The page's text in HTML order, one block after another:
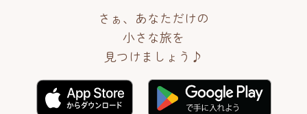
さぁ、あなただけの
小さな旅を
見つけましょう♪